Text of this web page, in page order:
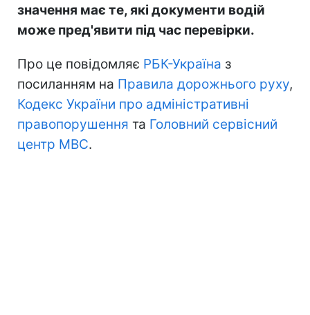
значення має те, які документи водій
може пред'явити під час перевірки.
Про це повідомляє РБК-Україна з
посиланням на Правила дорожнього руху,
Кодекс України про адміністративні
правопорушення та Головний сервісний
центр МВС.